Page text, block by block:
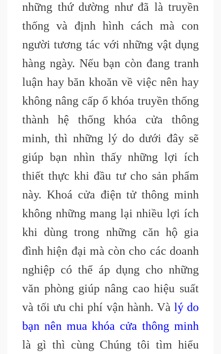
những thứ dường như đã là truyền
thống và định hình cách mà con
người tương tác với những vật dụng
hàng ngày. Nếu bạn còn đang tranh
luận hay băn khoăn về việc nên hay
không nâng cấp ổ khóa truyền thống
thành hệ thống khóa cửa thông
minh, thì những lý do dưới đây sẽ
giúp bạn nhìn thấy những lợi ích
thiết thực khi đầu tư cho sản phẩm
này. Khoá cửa điện tử thông minh
không những mang lại nhiều lợi ích
khi dùng trong những căn hộ gia
đình hiện đại mà còn cho các doanh
nghiệp có thể áp dụng cho những
văn phòng giúp nâng cao hiệu suất
và tối ưu chi phí vận hành. Và lý do
bạn nên mua khóa cửa thông minh
là gì thì cùng Chúng tôi tìm hiểu